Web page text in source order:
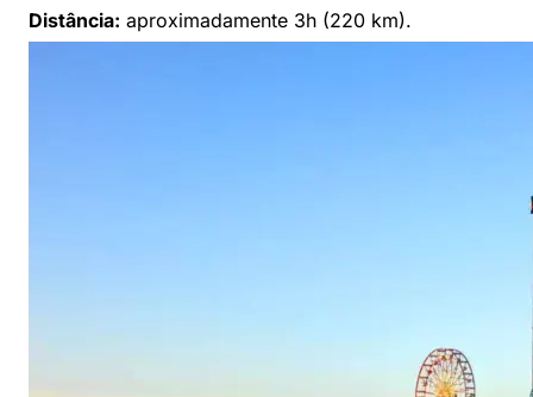
Distância: aproximadamente 3h (220 km).